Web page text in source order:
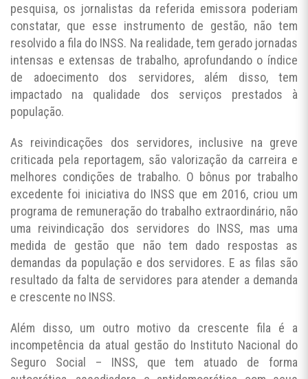
pesquisa, os jornalistas da referida emissora poderiam
constatar, que esse instrumento de gestão, não tem
resolvido a fila do INSS. Na realidade, tem gerado jornadas
intensas e extensas de trabalho, aprofundando o índice
de adoecimento dos servidores, além disso, tem
impactado na qualidade dos serviços prestados à
população.
As reivindicações dos servidores, inclusive na greve
criticada pela reportagem, são valorização da carreira e
melhores condições de trabalho. O bônus por trabalho
excedente foi iniciativa do INSS que em 2016, criou um
programa de remuneração do trabalho extraordinário, não
uma reivindicação dos servidores do INSS, mas uma
medida de gestão que não tem dado respostas as
demandas da população e dos servidores. E as filas são
resultado da falta de servidores para atender a demanda
e crescente no INSS.
Além disso, um outro motivo da crescente fila é a
incompetência da atual gestão do Instituto Nacional do
Seguro Social – INSS, que tem atuado de forma